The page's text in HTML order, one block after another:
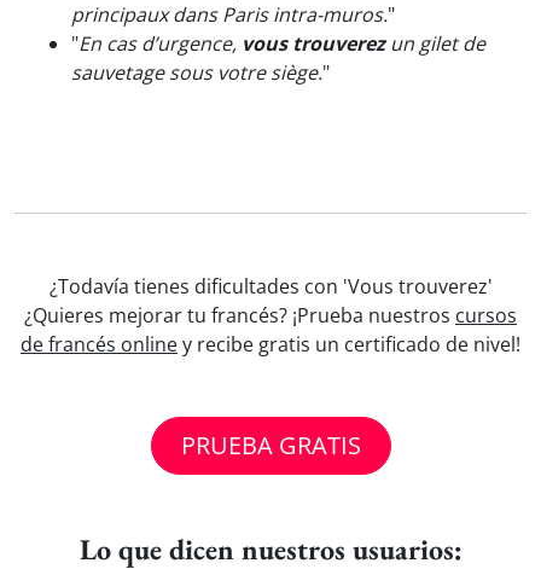
principaux dans Paris intra-muros."
"En cas d’urgence, vous trouverezun gilet de
sauvetage sous votre siège."
¿Todavía tienes dificultades con 'Vous trouverez'
¿Quieres mejorar tu francés? ¡Prueba nuestros cursos
de francés onliney recibe gratis un certificado de nivel!
PRUEBA GRATIS
Lo que dicen nuestros usuarios: